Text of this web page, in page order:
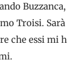
Troisi.
che essi mi